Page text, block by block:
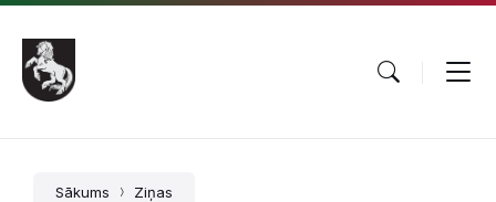
Pāriet
saturu
Skip
main
navigation
Skip
footer
Sākums Ziņas